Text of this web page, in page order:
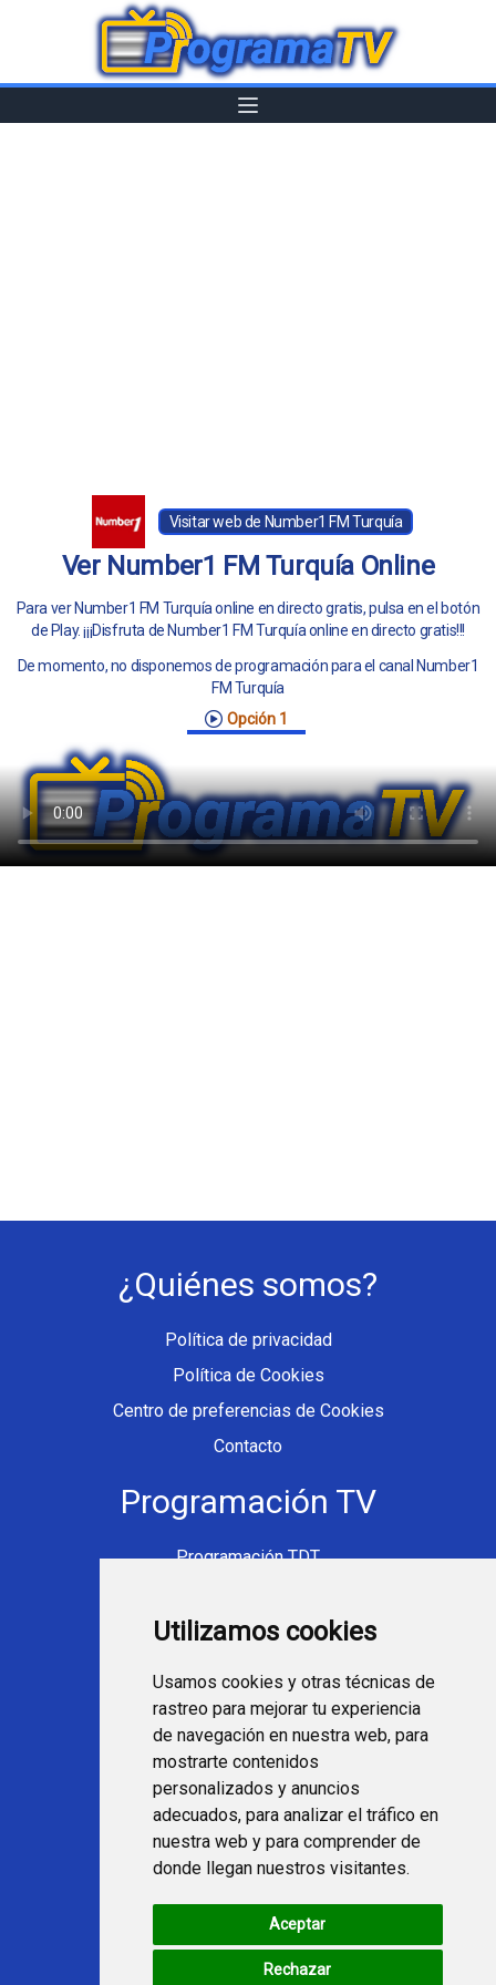
Utilizamos cookies
Usamos cookies y otras técnicas de
rastreo para mejorar tu experiencia
de navegación en nuestra web, para
mostrarte contenidos
personalizados y anuncios
adecuados, para analizar el tráfico en
nuestra web y para comprender de
donde llegan nuestros visitantes.
Aceptar
Rechazar
Visitar web de Number1 FM Turquía
Ver Number1 FM Turquía Online
Para ver Number1 FM Turquía online en directo gratis, pulsa en el botón
de Play. ¡¡¡Disfruta de Number1 FM Turquía online en directo gratis!!!
De momento, no disponemos de programación para el canal Number1
FM Turquía
Opción 1
¿Quiénes somos?
Política de privacidad
Política de Cookies
Centro de preferencias de Cookies
Contacto
Programación TV
Programación TDT
Ver TV Online
Fútbol en la tele
Programación en TV
Webs Programa TV
programatv.es
spaintechblog.com
Redes Sociales